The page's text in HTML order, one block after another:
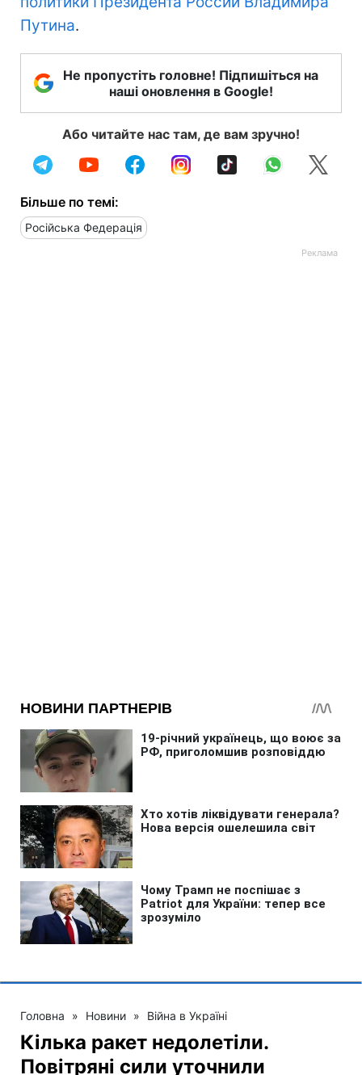
Путина.
Не пропустіть головне! Підпишіться на
наші оновлення в Google!
Або читайте нас там, де вам зручно!
Більше по темі:
Російська Федерація
Головна » Новини » Війна в Україні
Кілька ракет недолетіли.
Повітряні сили уточнили